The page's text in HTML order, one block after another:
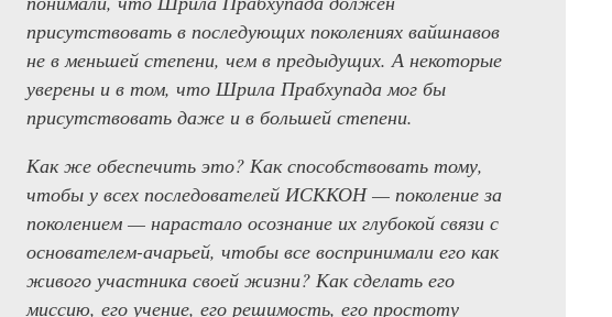
присутствовать в последующих поколениях вайшнавов
не в меньшей степени, чем в предыдущих. А некоторые
уверены и в том, что Шрила Прабхупада мог бы
присутствовать даже и в большей степени.
Как же обеспечить это? Как способствовать тому,
чтобы у всех последователей ИСККОН — поколение за
поколением — нарастало осознание их глубокой связи с
основателем-ачарьей, чтобы все воспринимали его как
живого участника своей жизни? Как сделать его
миссию, его учение, его решимость, его простоту